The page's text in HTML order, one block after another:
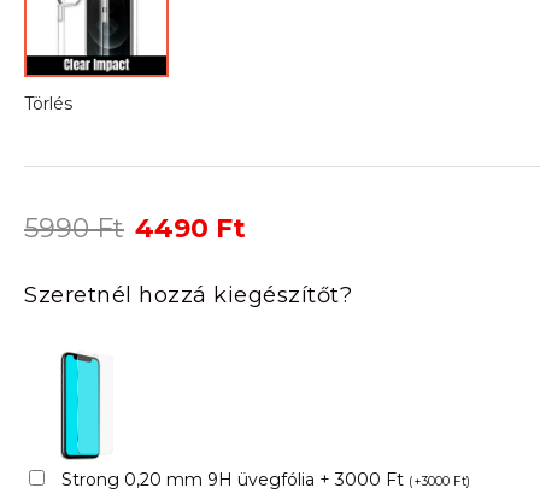
Törlés
5990Ft Original
was:
5990 Ft.
4490 Ft
is:
4490 Ft.
Szeretnél hozzá kiegészítőt?
Strong 0,20 mm 9H üvegfólia + 3000 Ft (+3000 Ft)